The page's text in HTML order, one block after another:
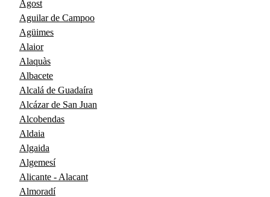
Agost
Aguilar de Campoo
Agüimes
Alaior
Alaquàs
Albacete
Alcalá de Guadaíra
Alcázar de San Juan
Alcobendas
Aldaia
Algaida
Algemesí
Alicante - Alacant
Almoradí